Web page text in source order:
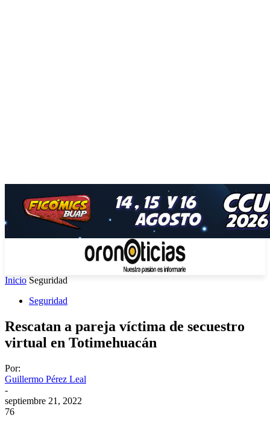
Inicio Seguridad
Seguridad
Rescatan a pareja víctima de secuestro
virtual en Totimehuacán
Por:
Guillermo Pérez Leal
-
septiembre 21, 2022
76